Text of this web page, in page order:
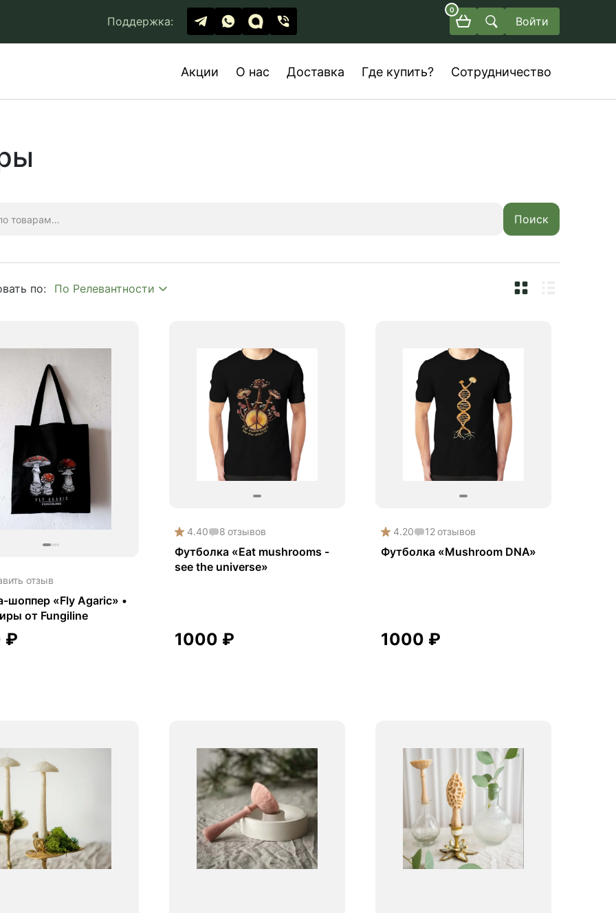
Поддержка:
0
Войти
Акции О нас Доставка Где купить? Сотрудничество
Поиск
по:
отзыв
шоппер «Fly Agaric» •
от Fungiline
₽
4.40 8 отзывов
Футболка «Eat mushrooms -
see the universe»
1000 ₽
4.20 12отзывов
Футболка «Mushroom DNA»
1000 ₽